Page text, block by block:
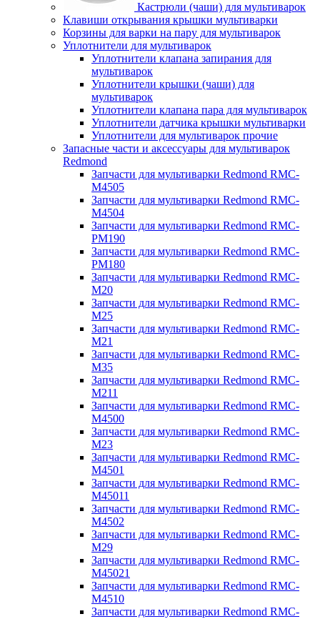
Кастрюли (чаши) для мультиварок
Клавиши открывания крышки мультиварки
Корзины для варки на пару для мультиварок
Уплотнители для мультиварок
Уплотнители клапана запирания для
мультиварок
Уплотнители крышки (чаши) для
мультиварок
Уплотнители клапана пара для мультиварок
Уплотнители датчика крышки мультиварки
Уплотнители для мультиварок прочие
Запасные части и аксессуары для мультиварок
Redmond
Запчасти для мультиварки Redmond RMC-
M4505
Запчасти для мультиварки Redmond RMC-
M4504
Запчасти для мультиварки Redmond RMC-
PM190
Запчасти для мультиварки Redmond RMC-
PM180
Запчасти для мультиварки Redmond RMC-
M20
Запчасти для мультиварки Redmond RMC-
M25
Запчасти для мультиварки Redmond RMC-
M21
Запчасти для мультиварки Redmond RMC-
M35
Запчасти для мультиварки Redmond RMC-
M211
Запчасти для мультиварки Redmond RMC-
M4500
Запчасти для мультиварки Redmond RMC-
M23
Запчасти для мультиварки Redmond RMC-
M4501
Запчасти для мультиварки Redmond RMC-
M45011
Запчасти для мультиварки Redmond RMC-
M4502
Запчасти для мультиварки Redmond RMC-
M29
Запчасти для мультиварки Redmond RMC-
M45021
Запчасти для мультиварки Redmond RMC-
M4510
Запчасти для мультиварки Redmond RMC-